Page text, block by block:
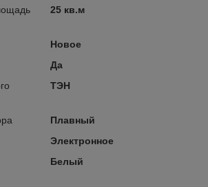
25 кв.м
Новое
Да
ТЭН
Плавный
Электронное
Белый